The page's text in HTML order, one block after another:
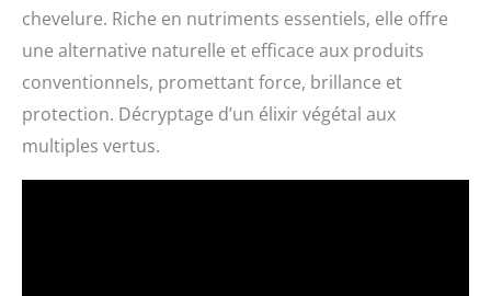
chevelure. Riche en nutriments essentiels, elle offre
une alternative naturelle et efficace aux produits
conventionnels, promettant force, brillance et
protection. Décryptage d’un élixir végétal aux
multiples vertus.